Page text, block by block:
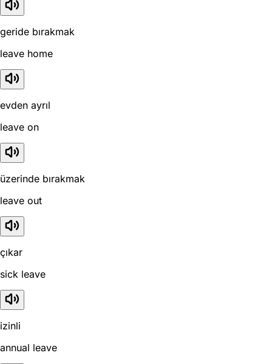
geride bırakmak
leave home
evden ayrıl
leave on
üzerinde bırakmak
leave out
çıkar
sick leave
izinli
annual leave